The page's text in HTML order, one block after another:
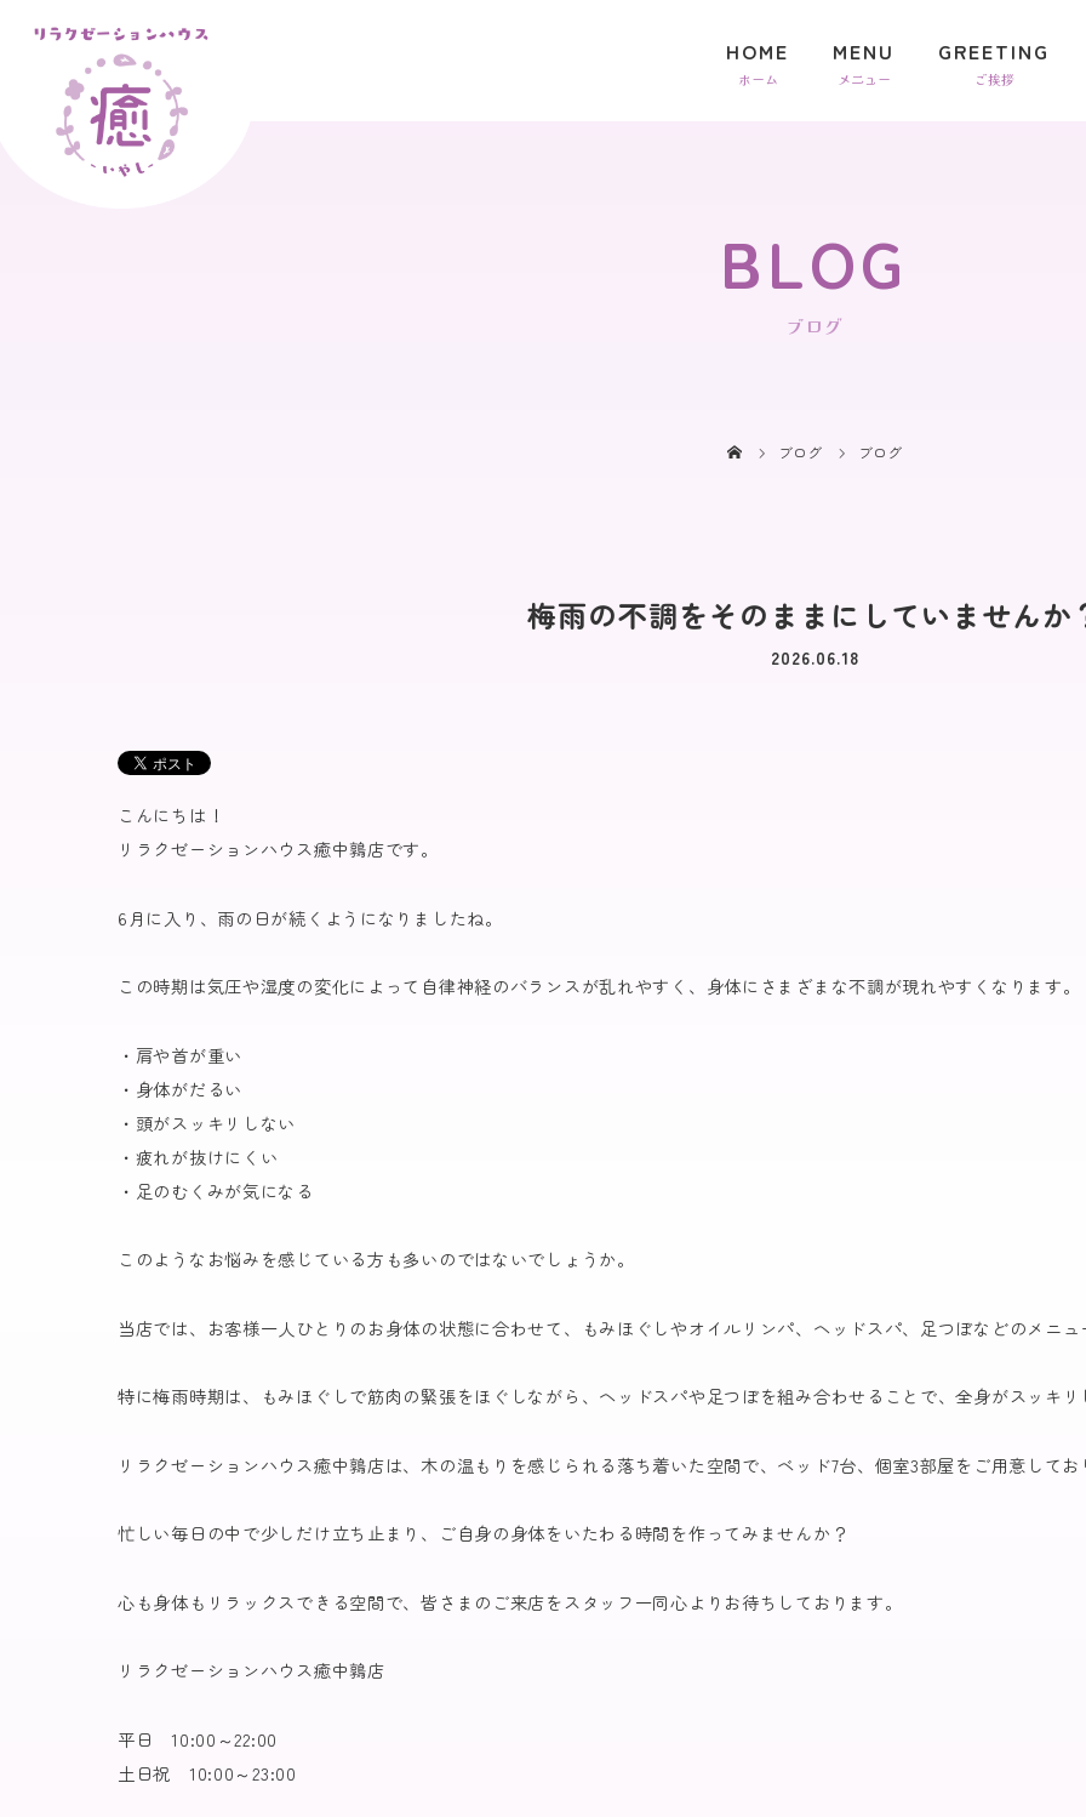
HOME MENU GREETING
BLOG
ブログ
ブログ ブログ
梅雨の不調をそのままにしていませんか
2026.06.18
こんにちは！
リラクゼーションハウス癒中鶉店です。
6月に入り、雨の日が続くようになりましたね。
この時期は気圧や湿度の変化によって自律神経のバランスが乱れやすく、身体にさまざまな不調が現れやすくなります。
・肩や首が重い
・身体がだるい
・頭がスッキリしない
・疲れが抜けにくい
・足のむくみが気になる
このようなお悩みを感じている方も多いのではないでしょうか。
当店では、お客様一人ひとりのお身体の状態に合わせて、もみほぐしやオイルリンパ、ヘッドスパ、足つぼなどのメニ
特に梅雨時期は、もみほぐしで筋肉の緊張をほぐしながら、ヘッドスパや足つぼを組み合わせることで、全身がスッキ
リラクゼーションハウス癒中鶉店は、木の温もりを感じられる落ち着いた空間で、ベッド7台、個室3部屋をご用意して
忙しい毎日の中で少しだけ立ち止まり、ご自身の身体をいたわる時間を作ってみませんか？
心も身体もリラックスできる空間で、皆さまのご来店をスタッフ一同心よりお待ちしております。
リラクゼーションハウス癒中鶉店
平日 10:00～22:00
土日祝 10:00～23:00